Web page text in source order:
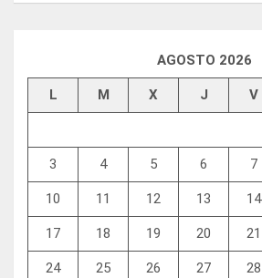
AGOSTO 2026
L M X J V
3 4 5 6 7
10 11 12 13 14
17 18 19 20 21
24 25 26 27 28